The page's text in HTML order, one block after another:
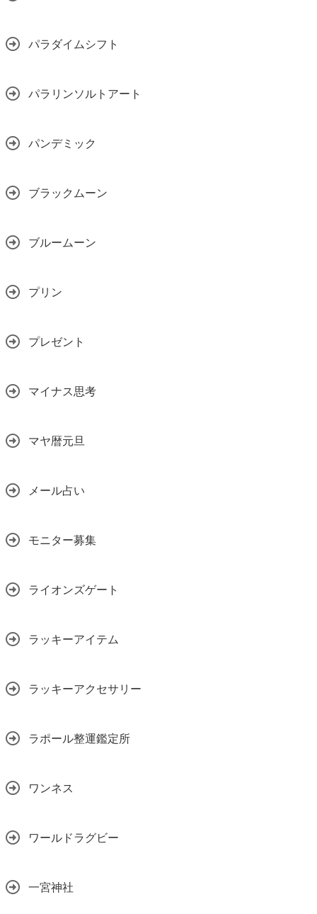
パラダイムシフト
パラリンソルトアート
パンデミック
ブラックムーン
ブルームーン
プリン
プレゼント
マイナス思考
マヤ暦元旦
メール占い
モニター募集
ライオンズゲート
ラッキーアイテム
ラッキーアクセサリー
ラポール整運鑑定所
ワンネス
ワールドラグビー
一宮神社